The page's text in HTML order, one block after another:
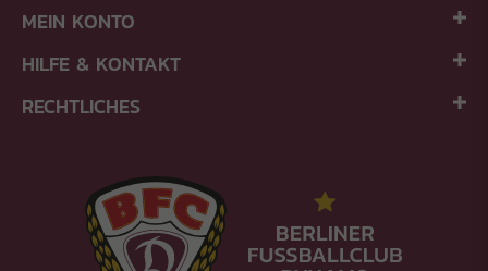
MEIN KONTO
HILFE & KONTAKT
RECHTLICHES